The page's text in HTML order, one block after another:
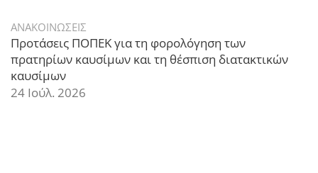
ΑΝΑΚΟΙΝΩΣΕΙΣ
Προτάσεις ΠΟΠΕΚ για τη φορολόγηση των
πρατηρίων καυσίμων και τη θέσπιση διατακτικών
καυσίμων
24 Ιούλ. 2026